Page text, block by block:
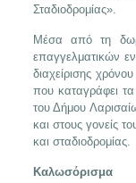
Σταδιοδρομίας».
Μέσα από τη
επαγγελματικών
διαχείρισης
που καταγράφει
του Δήμου
και στους γονείς
και σταδιοδρομίας.
Καλωσόρισμα